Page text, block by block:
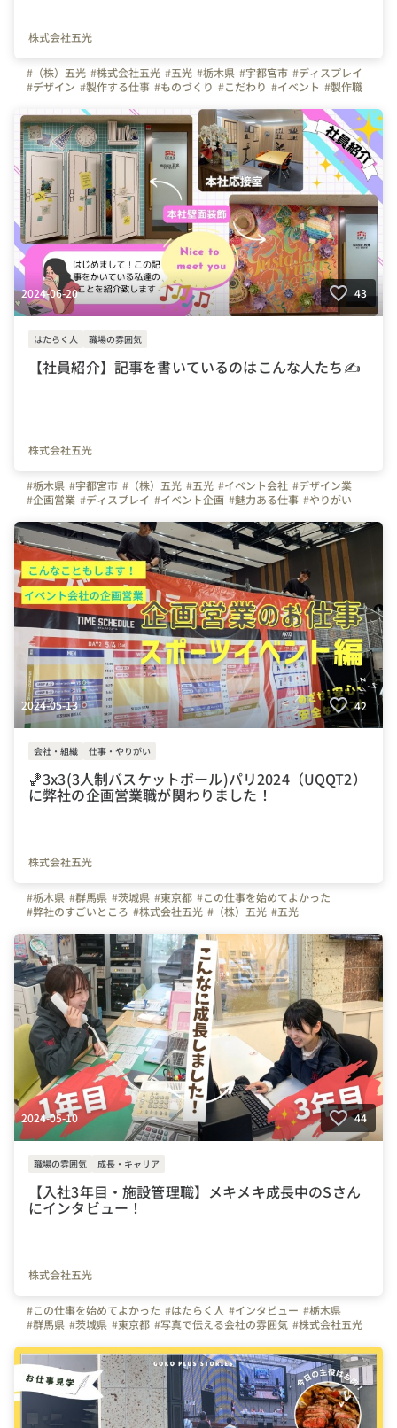
株式会社五光
#（株）五光 #株式会社五光 #五光 #栃木県 #宇都宮市 #ディスプレイ
#デザイン #製作する仕事 #ものづくり #こだわり #イベント #製作職
2024-06-20 43
はたらく人 職場の雰囲気
【社員紹介】記事を書いているのはこんな人たち✍
株式会社五光
#栃木県 #宇都宮市 #（株）五光 #五光 #イベント会社 #デザイン業
#企画営業 #ディスプレイ #イベント企画 #魅力ある仕事 #やりがい
2024-05-13 42
会社・組織 仕事・やりがい
🏀3x3(3人制バスケットボール)パリ2024（UQQT2）
に弊社の企画営業職が関わりました！
株式会社五光
#栃木県 #群馬県 #茨城県 #東京都 #この仕事を始めてよかった
#弊社のすごいところ #株式会社五光 #（株）五光 #五光
2024-05-10 44
職場の雰囲気 成長・キャリア
【入社3年目・施設管理職】メキメキ成長中のSさん
にインタビュー！
株式会社五光
#この仕事を始めてよかった #はたらく人 #インタビュー #栃木県
#群馬県 #茨城県 #東京都 #写真で伝える会社の雰囲気 #株式会社五光